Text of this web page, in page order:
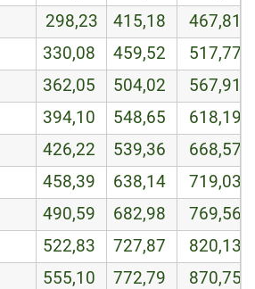
298,23 415,18
467,81
330,08 459,52
517,77
362,05 504,02
567,91
394,10 548,65
618,19
426,22 539,36
668,57
458,39 638,14
719,03
490,59 682,98
769,56
522,83 727,87
820,13
555,10 772,79
870,75